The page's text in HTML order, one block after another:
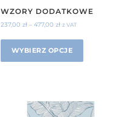
WZORY DODATKOWE
237,00zł –477,00zł z VAT
WYBIERZ OPCJE